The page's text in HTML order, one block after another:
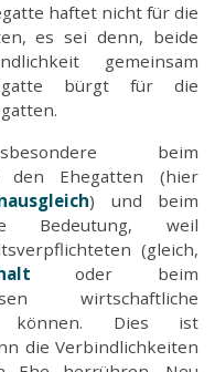
haftet nicht für die
es sei denn, beide
gemeinsam
bürgt für die
beim
den Ehegatten (hier
) und beim
Bedeutung, weil
(gleich,
oder beim
wirtschaftliche
können. Dies ist
die Verbindlichkeiten